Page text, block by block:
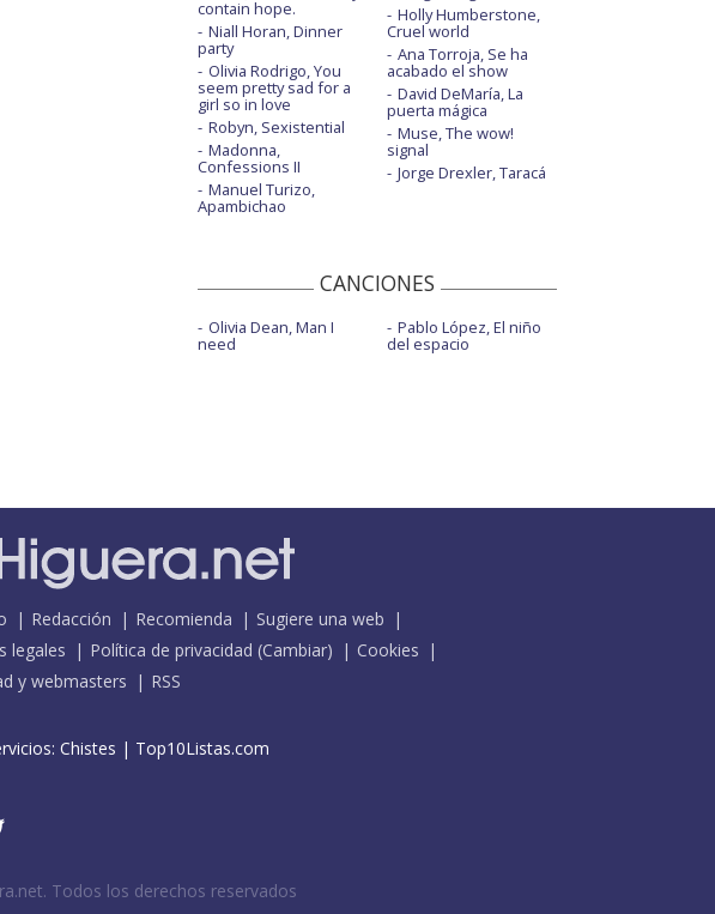
contain hope.
Niall Horan, Dinner
party
Olivia Rodrigo, You
seem pretty sad for a
girl so in love
Robyn, Sexistential
Madonna,
Confessions II
Manuel Turizo,
Apambichao
Holly Humberstone,
Cruel world
Ana Torroja, Se ha
acabado el show
David DeMaría, La
puerta mágica
Muse, The wow!
signal
Jorge Drexler, Taracá
CANCIONES
Olivia Dean, Man I
need
Pablo López, El niño
del espacio
Redacción Recomienda
Sugiere una web
legales
Política de privacidad (Cambiar)
Cookies
y webmasters
RSS
Chistes | Top10Listas.com
Todos los derechos reservados